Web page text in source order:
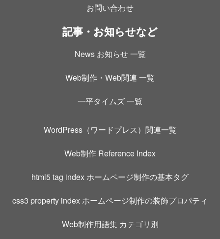
お問い合わせ
記事・お知らせなど
News お知らせ 一覧
Web制作・Web関連 一覧
一平タイムズ 一覧
WordPress（ワードプレス）関連一覧
Web制作 Reference Index
html5 tag index ホームページ制作の基本タグ
css3 property index ホームページ制作の装飾プロパティ
Web制作用語集 カテゴリ別